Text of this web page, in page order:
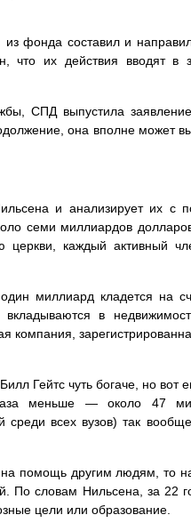
фонда составил и
их действия вводят в
СПД выпустила
она вполне может
и анализирует их с
семи миллиардов
каждый активный
миллиард кладется на
в
компания,
Гейтс чуть богаче, но вот
меньше — около 47
всех вузов) так вообще
помощь другим людям, то
По словам Нильсена, за 22
цели или образование.